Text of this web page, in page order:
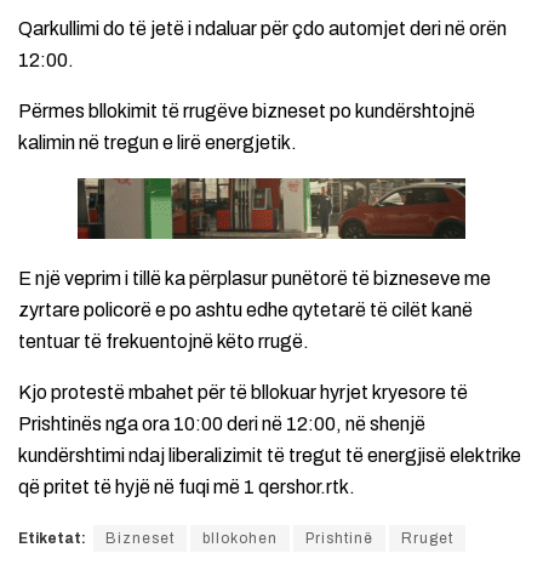
Qarkullimi do të jetë i ndaluar për çdo automjet deri në orën
12:00.
Përmes bllokimit të rrugëve bizneset po kundërshtojnë
kalimin në tregun e lirë energjetik.
E një veprim i tillë ka përplasur punëtorë të bizneseve me
zyrtare policorë e po ashtu edhe qytetarë të cilët kanë
tentuar të frekuentojnë këto rrugë.
Kjo protestë mbahet për të bllokuar hyrjet kryesore të
Prishtinës nga ora 10:00 deri në 12:00, në shenjë
kundërshtimi ndaj liberalizimit të tregut të energjisë elektrike
që pritet të hyjë në fuqi më 1 qershor.rtk.
Etiketat: Bizneset bllokohen Prishtinë Rruget